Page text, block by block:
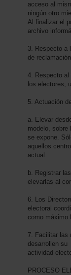
acceso al
ningún otro
Al finalizar el
archivo
3. Respecto a
de
4. Respecto al
los electores,
5. Actuación
a. Elevar
modelo,
se expone.
aquellos
actual.
b. Registrar
elevarlas al
6. Los
electoral
como máximo
7. Facilitar las
desarrollen su
actividad
PROCESO